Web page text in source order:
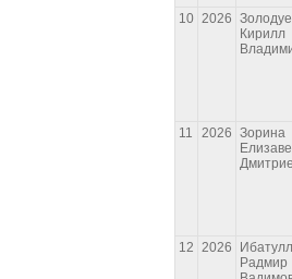
10 2026
Кирилл
11 2026 Зорина
12 2026
Радмир